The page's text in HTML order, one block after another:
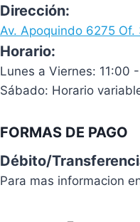
Dirección:
Av. Apoquindo 6275
Horario:
Lunes a Viernes: 11:00
Sábado: Horario
FORMAS DE PAGO
Débito/
Para mas informacion